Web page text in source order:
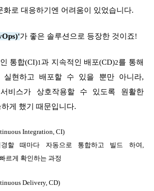
화로 대응하기엔 어려움이 있었습니다.
가 좋은 솔루션으로 등장한 것이죠!
통합(CI)1과 지속적인 배포(CD)2를 통해
실현하고 배포할 수 있을 뿐만 아니라,
비스가 상호작용할 수 있도록 원활한
게 했기 때문입니다.
Integration, CI)
할 때마다 자동으로 통합하고 빌드 하여,
르게 확인하는 과정
Delivery, CD)